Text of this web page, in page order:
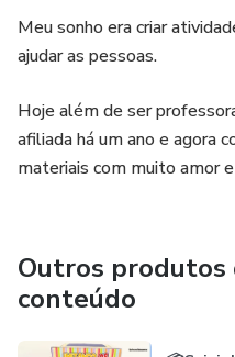
Meu sonho era criar
ajudar as pessoas.
Hoje além de ser
afiliada há um ano e agora
materiais com muito amor e
Outros produtos
conteúdo